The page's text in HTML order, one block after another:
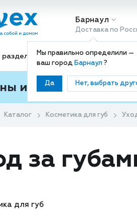
Барнаул
Доставка по
Мы правильно определили —
ваш город Барнаул?
Да Нет, выбрать
разделы Декоративная
и покупки ваши с
Каталог Косметика для губ
за
для губ